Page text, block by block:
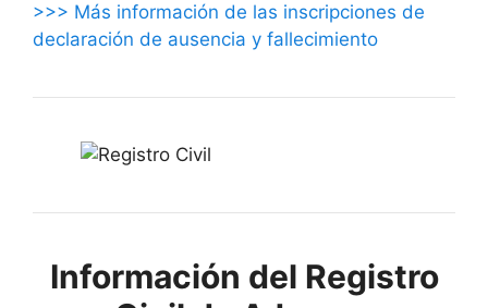
>>> Más información de las inscripciones de
declaración de ausencia y fallecimiento
Información del Registro